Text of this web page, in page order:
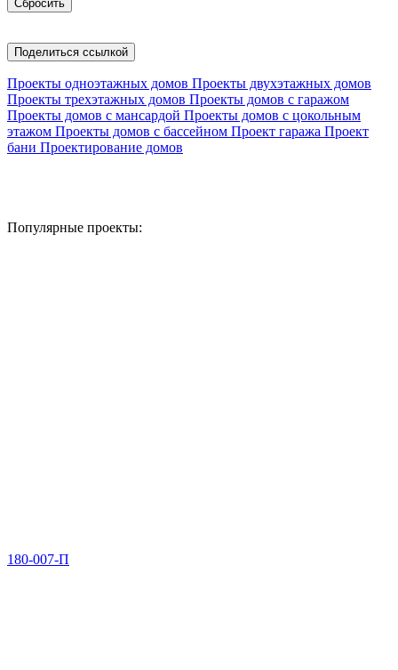
Поделиться ссылкой
Проекты одноэтажных домов Проекты двухэтажных домов
Проекты трехэтажных домов Проекты домов с гаражом
Проекты домов с мансардой Проекты домов с цокольным
этажом Проекты домов с бассейном Проект гаража Проект
бани Проектирование домов
Популярные проекты:
180-007-П